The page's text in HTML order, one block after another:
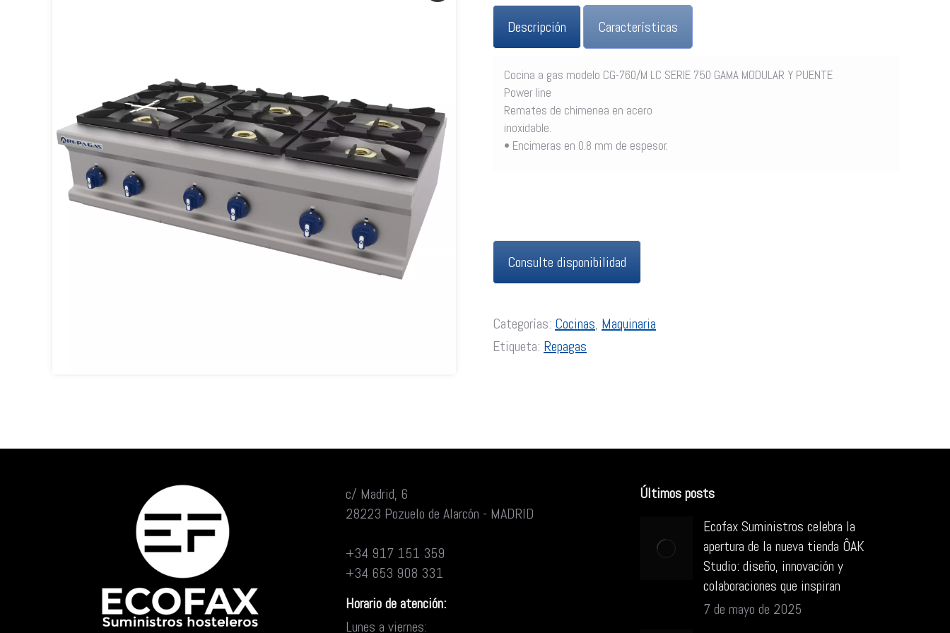
Descripción Características
Cocina a gas modelo CG-760/M LC SERIE 750 GAMA MODULAR Y PUENTE
Power line
Remates de chimenea en acero
inoxidable.
• Encimeras en 0.8 mm de espesor.
Consulte disponibilidad
Categorías: Cocinas, Maquinaria
Etiqueta: Repagas
c/ Madrid, 6
28223 Pozuelo de Alarcón - MADRID
+34 917 151 359
+34 653 908 331
Horario de atención:
Lunes a viernes:
Últimos posts
Ecofax Suministros celebra la
apertura de la nueva tienda ÔAK
Studio: diseño, innovación y
colaboraciones que inspiran
7 de mayo de 2025